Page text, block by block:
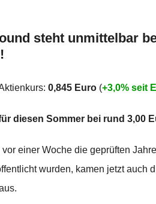
steht unmittelbar
0,845 Euro (+3,0% seit
diesen Sommer bei rund 3,00
vor einer Woche die geprüften
wurden, kamen jetzt auch